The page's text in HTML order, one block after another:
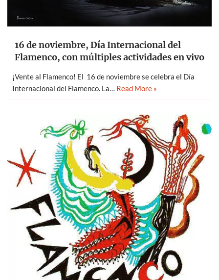
16 de noviembre, Día Internacional del
Flamenco, con múltiples actividades en vivo
¡Vente al Flamenco! El 16 de noviembre se celebra el Día
Internacional del Flamenco. La… Read More »